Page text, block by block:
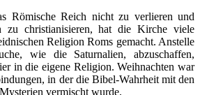
Römische Reich nicht zu verlieren und
zu christianisieren, hat die Kirche viele
Religion Roms gemacht. Anstelle
wie die Saturnalien, abzuschaffen,
in die eigene Religion. Weihnachten war
in der die Bibel-Wahrheit mit den
vermischt wurde.